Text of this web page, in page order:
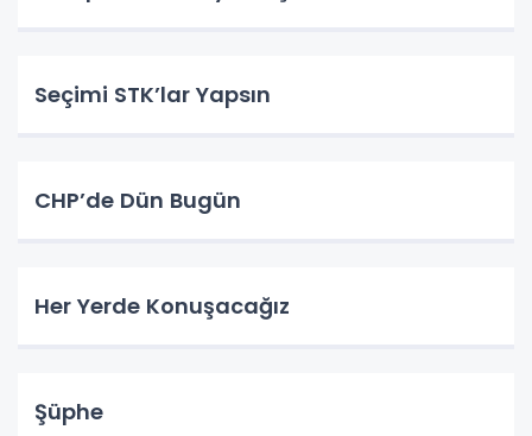
Seçimi STK’lar Yapsın
CHP’de Dün Bugün
Her Yerde Konuşacağız
Şüphe